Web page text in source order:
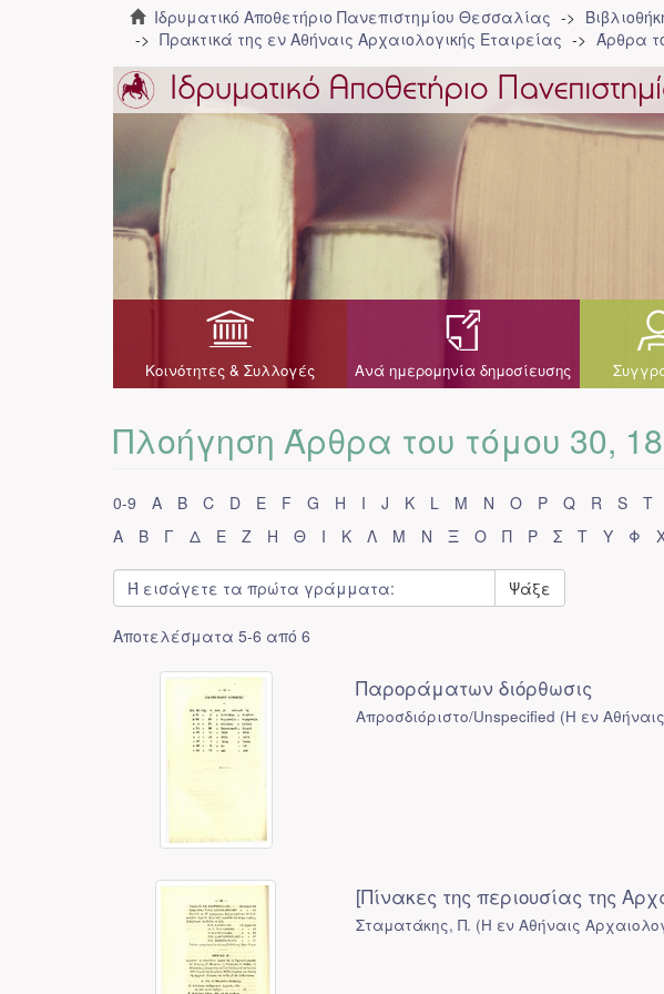
Ιδρυματικό Αποθετήριο Πανεπιστημίου Θεσσαλίας
Πρακτικά της εν Αθήναις Αρχαιολογικής Εταιρείας
Άρθρα
Κοινότητες & Συλλογές Ανά ημερομηνία δημοσίευσης
Πλοήγηση Άρθρα του τόμου 30,
0-9 A B C D E F G H I J K L M N O P Q R S T
Α
Β Γ Δ Ε Ζ Η Θ Ι Κ Λ Μ Ν Ξ Ο Π Ρ Σ Τ Υ Φ
Ψάξε
Αποτελέσματα 5-6 από 6
Παροράματων διόρθωσις
Απροσδιόριστο/Unspecified (Η εν
[Πίνακες της περιουσίας της
Σταματάκης, Π. (Η εν Αθήναις